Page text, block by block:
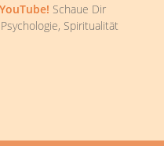
YouTube! Schaue Dir
Spiritualität